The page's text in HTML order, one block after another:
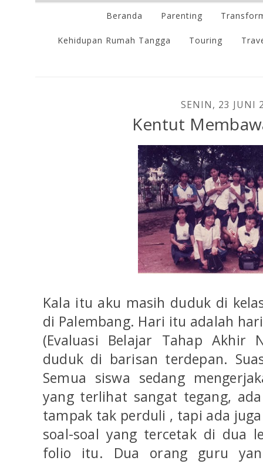
Beranda Parenting
Kehidupan Rumah Tangga Touring
SENIN, 23 JUNI
Kentut
Kala itu aku masih duduk di
di Palembang. Hari itu adalah
(Evaluasi Belajar Tahap Akhir
duduk di barisan terdepan.
Semua siswa sedang
yang terlihat sangat tegang,
tampak tak perduli , tapi ada
soal-soal yang tercetak di dua
folio itu. Dua orang guru